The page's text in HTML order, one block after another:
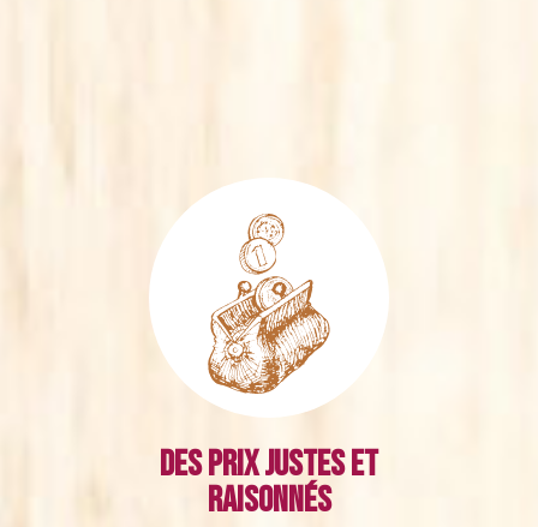
Des prix justes et
raisonnés